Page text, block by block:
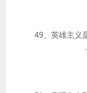
49、英雄主义是